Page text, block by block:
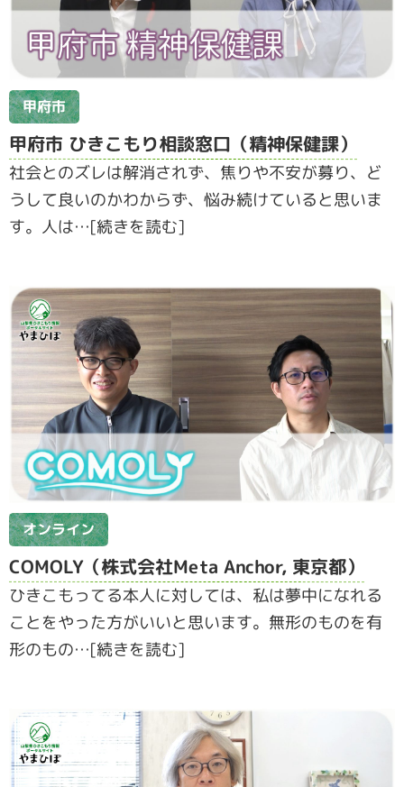
甲府市
甲府市 ひきこもり相談窓口（精神保健課）
社会とのズレは解消されず、焦りや不安が募り、ど
うして良いのかわからず、悩み続けていると思いま
す。人は…[続きを読む]
オンライン
COMOLY（株式会社Meta Anchor, 東京都）
ひきこもってる本人に対しては、私は夢中になれる
ことをやった方がいいと思います。無形のものを有
形のもの…[続きを読む]